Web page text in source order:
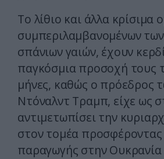
Το λίθιο και άλλα κρίσιμα
συμπεριλαμβανομένων
σπάνιων γαιών, έχουν
παγκόσμια προσοχή τους
μήνες, καθώς ο πρόεδρος
Ντόναλντ Τραμπ, είχε ως
αντιμετωπίσει την
στον τομέα
παραγωγής στην Ουκρανία